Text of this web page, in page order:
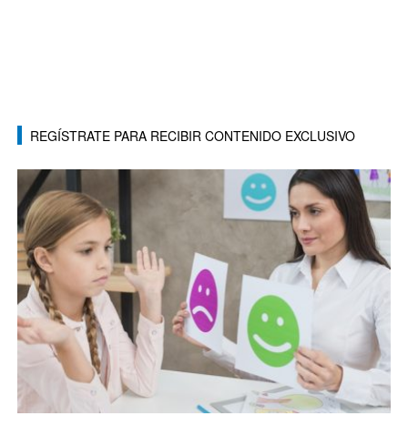
REGÍSTRATE PARA RECIBIR CONTENIDO EXCLUSIVO